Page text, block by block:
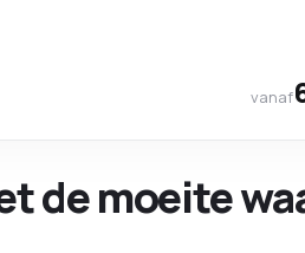
vanaf
de moeite